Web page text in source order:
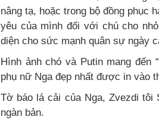
nâng tạ, hoặc trong bộ đồng phục
yêu của mình đối với chú cho
diện cho sức mạnh quân sự ngày
Hình ảnh chó và Putin mang đến
phụ nữ Nga đẹp nhất được in vào
Tờ báo lá cải của Nga, Zvezdi tôi
ngàn bản.